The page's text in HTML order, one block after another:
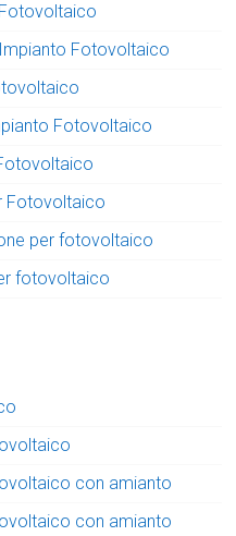
Fotovoltaico
Fotovoltaico
Fotovoltaico
per fotovoltaico
fotovoltaico
con amianto
con amianto